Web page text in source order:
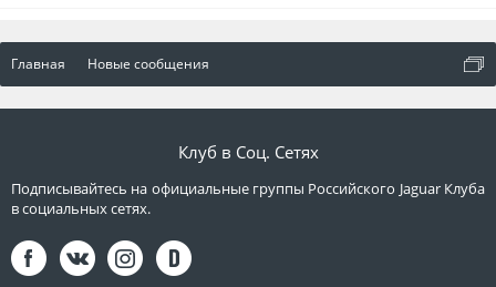
Главная Новые сообщения
Клуб в Соц. Сетях
Подписывайтесь на официальные группы Российского Jaguar Клуба
в социальных сетях.